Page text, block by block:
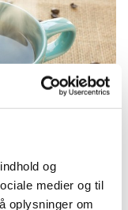
og
medier og til
oplysninger om